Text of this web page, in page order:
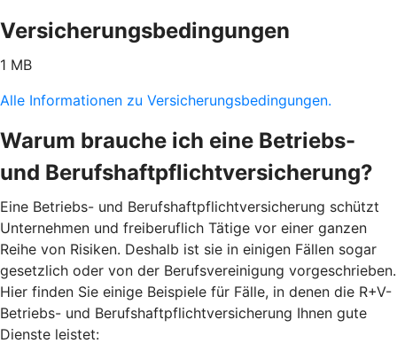
Versicherungsbedingungen
1 MB
Alle Informationen zu Versicherungsbedingungen.
Warum brauche ich eine Betriebs-
und Berufshaftpflichtversicherung?
Eine Betriebs- und Berufshaftpflichtversicherung schützt
Unternehmen und freiberuflich Tätige vor einer ganzen
Reihe von Risiken. Deshalb ist sie in einigen Fällen sogar
gesetzlich oder von der Berufsvereinigung vorgeschrieben.
Hier finden Sie einige Beispiele für Fälle, in denen die R+V-
Betriebs- und Berufshaftpflichtversicherung Ihnen gute
Dienste leistet: